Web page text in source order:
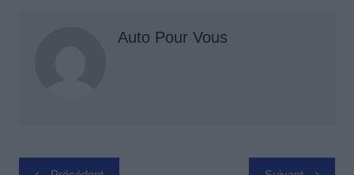
Auto Pour Vous
Navigation